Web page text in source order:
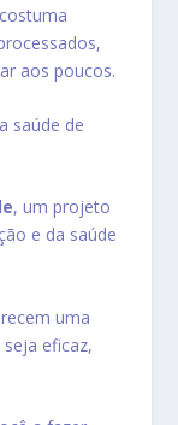
aos poucos.
saúde de
, um projeto
e da saúde
uma
eficaz,